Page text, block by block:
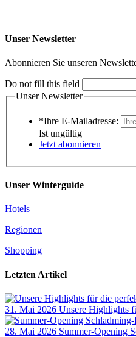
Unser Newsletter
Abonnieren Sie unseren
Do not fill this field
Unser Newsletter
*Ihre E-Mailadresse:
Ist ungültig
Jetzt abonnieren
Unser Winterguide
Hotels
Regionen
Shopping
Letzten Artikel
31. Mai 2026 Unsere Highlights
28. Mai 2026 Summer-Opening